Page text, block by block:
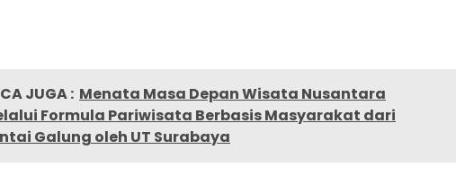
JUGA : Menata Masa Depan Wisata Nusantara
Formula Pariwisata Berbasis Masyarakat dari
Galung oleh UT Surabaya